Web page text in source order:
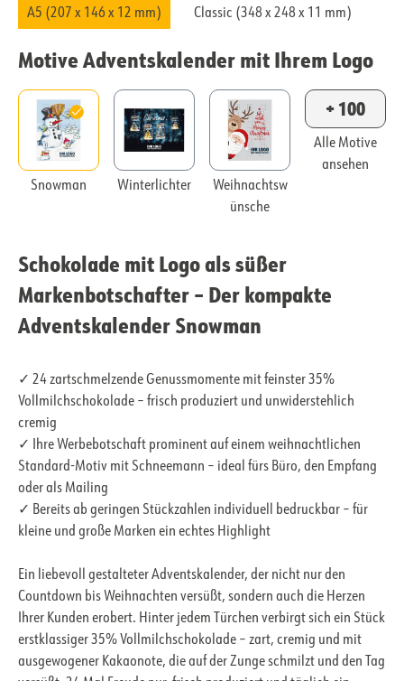
A5 (207 x 146 x 12 mm) Classic (348 x 248 x 11 mm)
Motive Adventskalender mit Ihrem Logo
Snowman Winterlichter
Weihnachtsw
ünsche
+ 100
Alle Motive
ansehen
Schokolade mit Logo als süßer
Markenbotschafter – Der kompakte
Adventskalender Snowman
✓ 24 zartschmelzende Genussmomente mit feinster 35%
Vollmilchschokolade – frisch produziert und unwiderstehlich
cremig
✓ Ihre Werbebotschaft prominent auf einem weihnachtlichen
Standard-Motiv mit Schneemann – ideal fürs Büro, den Empfang
oder als Mailing
✓ Bereits ab geringen Stückzahlen individuell bedruckbar – für
kleine und große Marken ein echtes Highlight
Ein liebevoll gestalteter Adventskalender, der nicht nur den
Countdown bis Weihnachten versüßt, sondern auch die Herzen
Ihrer Kunden erobert. Hinter jedem Türchen verbirgt sich ein Stück
erstklassiger 35% Vollmilchschokolade – zart, cremig und mit
ausgewogener Kakaonote, die auf der Zunge schmilzt und den Tag